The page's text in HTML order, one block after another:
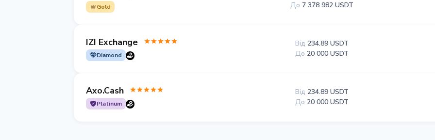
Gold
До 7 378 982 USDT
IZI Exchange
Diamond
Від 234.89 USDT
До 20 000 USDT
Axo.Cash
Platinum
Від 234.89 USDT
До 20 000 USDT